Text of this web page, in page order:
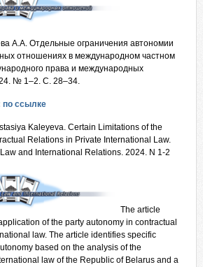
А.А. Отдельные ограничения автономии
отношениях в международном частном
права и международных
№ 1–2. С. 28–34.
по ссылке
Kaleyeva. Certain Limitations of the
Relations in Private International Law.
and International Relations. 2024. N 1-2
The article
of the party autonomy in contractual
law. The article identifies specific
based on the analysis of the
law of the Republic of Belarus and a